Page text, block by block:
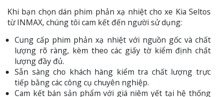
Khi bạn chọn dán phim phản xạ nhiệt cho xe Kia Seltos
từ INMAX, chúng tôi cam kết đến người sử dụng:
Cung cấp phim phản xạ nhiệt với nguồn gốc và chất
lượng rõ ràng, kèm theo các giấy tờ kiểm định chất
lượng đầy đủ.
Sẵn sàng cho khách hàng kiểm tra chất lượng trực
tiếp bằng các công cụ chuyên nghiệp.
Cam kết bán sản phẩm với giá niêm yết tại hệ thống